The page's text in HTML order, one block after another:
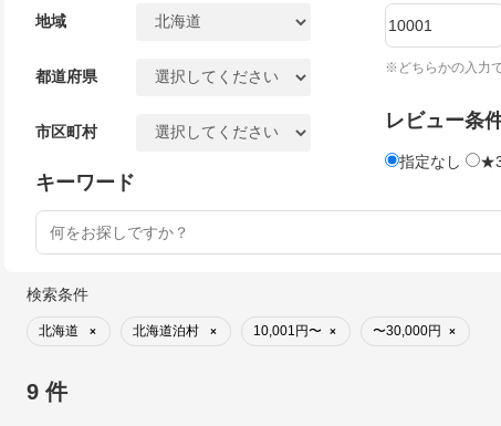
地域
都道府県
市区町村
※どちらかの入力
レビュー条
指定なし
キーワード
検索条件
北海道 × 北海道泊村 × 10,001円〜 × 〜30,000円 ×
9 件